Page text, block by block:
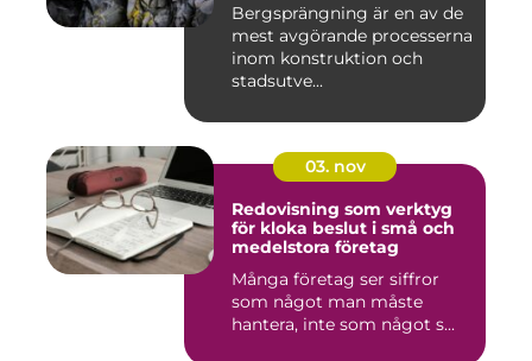
Bergsprängning är en av de
mest avgörande processerna
inom konstruktion och
stadsutve...
03. nov
Redovisning som verktyg
för kloka beslut i små och
medelstora företag
Många företag ser siffror
som något man måste
hantera, inte som något s...